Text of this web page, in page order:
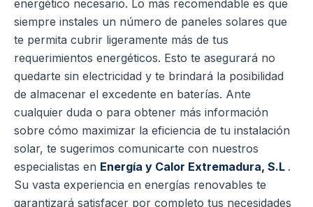
energético necesario. Lo más recomendable es que
siempre instales un número de paneles solares que
te permita cubrir ligeramente más de tus
requerimientos energéticos. Esto te asegurará no
quedarte sin electricidad y te brindará la posibilidad
de almacenar el excedente en baterías. Ante
cualquier duda o para obtener más información
sobre cómo maximizar la eficiencia de tu instalación
solar, te sugerimos comunicarte con nuestros
especialistas en Energía y Calor Extremadura, S.L .
Su vasta experiencia en energías renovables te
garantizará satisfacer por completo tus necesidades